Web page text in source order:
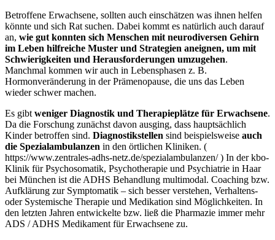
Betroffene Erwachsene, sollten auch einschätzen was ihnen helfen
könnte und sich Rat suchen. Dabei kommt es natürlich auch darauf
an, wie gut konnten sich Menschen mit neurodiversen Gehirn
im Leben hilfreiche Muster und Strategien aneignen, um mit
Schwierigkeiten und Herausforderungen umzugehen.
Manchmal kommen wir auch in Lebensphasen z. B.
Hormonveränderung in der Prämenopause, die uns das Leben
wieder schwer machen.
Es gibt weniger Diagnostik und Therapieplätze für Erwachsene.
Da die Forschung zunächst davon ausging, dass hauptsächlich
Kinder betroffen sind. Diagnostikstellen sind beispielsweise auch
die Spezialambulanzen in den örtlichen Kliniken. (
https://www.zentrales-adhs-netz.de/spezialambulanzen/ ) In der kbo-
Klinik für Psychosomatik, Psychotherapie und Psychiatrie in Haar
bei München ist die ADHS Behandlung multimodal. Coaching bzw.
Aufklärung zur Symptomatik – sich besser verstehen, Verhaltens-
oder Systemische Therapie und Medikation sind Möglichkeiten. In
den letzten Jahren entwickelte bzw. ließ die Pharmazie immer mehr
ADS / ADHS Medikament für Erwachsene zu.